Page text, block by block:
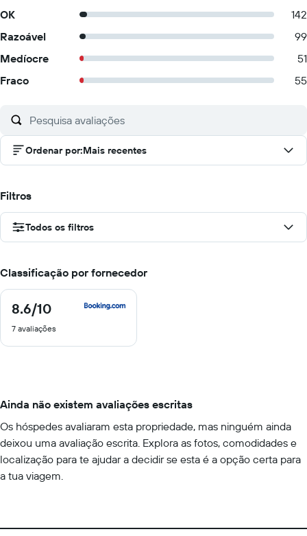
OK
142
Razoável
99
Medíocre
51
Fraco
55
Ordenar por:Mais recentes
Filtros
Todos os filtros
Classificação por fornecedor
8.6/10
8.6
10
7 avaliações
Ainda não existem avaliações escritas
Os hóspedes avaliaram esta propriedade, mas ninguém ainda
deixou uma avaliação escrita. Explora as fotos, comodidades e
localização para te ajudar a decidir se esta é a opção certa para
a tua viagem.